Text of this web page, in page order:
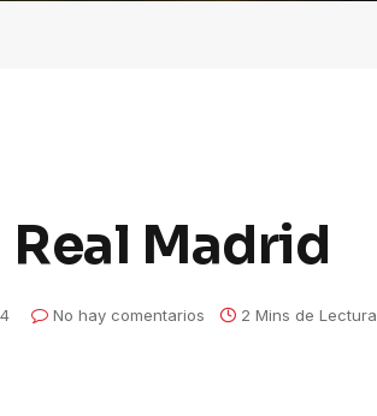
Real Madrid
No hay comentarios 2 Mins de Lectura